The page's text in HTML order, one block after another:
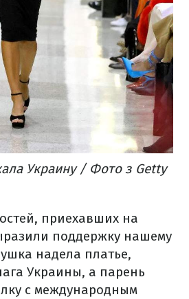
Украину / Фото з Getty
приехавших на
поддержку нашему
надела платье,
Украины, а парень
с международным